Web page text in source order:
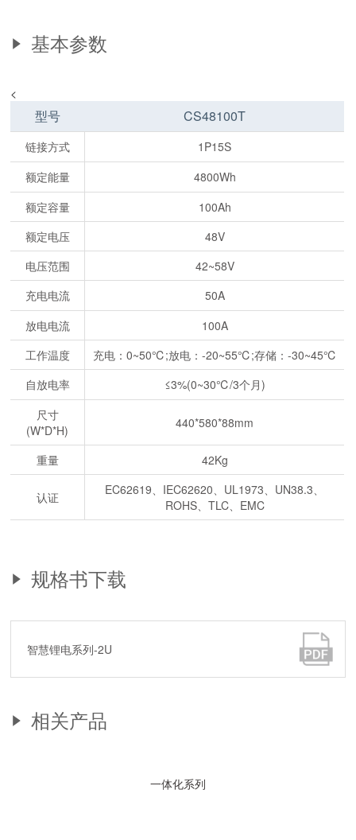
基本参数
<
型号 CS48100T
链接方式
1P15S
额定能量
4800Wh
额定容量
100Ah
额定电压
48V
电压范围
42~58V
充电电流
50A
放电电流
100A
工作温度
充电：0~50℃;放电：-20~55℃;存储：-30~45℃
自放电率
≤3%(0~30℃/3个月)
尺寸
(W*D*H)
440*580*88mm
重量 42Kg
认证
EC62619、IEC62620、UL1973、UN38.3、
ROHS、TLC、EMC
规格书下载
智慧锂电系列-2U
相关产品
一体化系列